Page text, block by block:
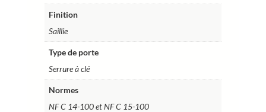
Finition
Saillie
Type de porte
Serrure à clé
Normes
NF C 14-100 et NF C 15-100